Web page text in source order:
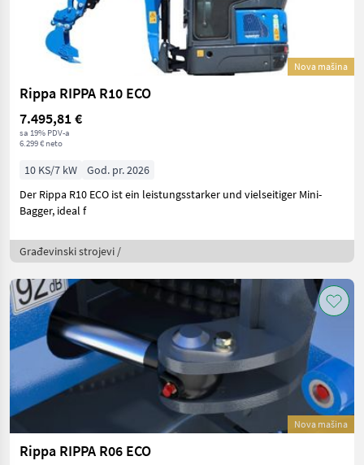
Nova mašina
Rippa RIPPA R10 ECO
7.495,81 €
sa 19% PDV-a
6.299 € neto
10 KS/7 kW
God. pr. 2026
Der Rippa R10 ECO ist ein leistungsstarker und vielseitiger Mini-
Bagger, ideal f
Građevinski strojevi /
Nova mašina
Rippa RIPPA R06 ECO